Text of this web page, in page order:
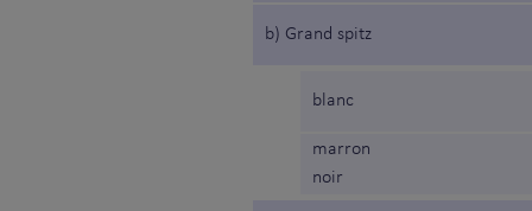
b) Grand spitz
blanc
marron
noir